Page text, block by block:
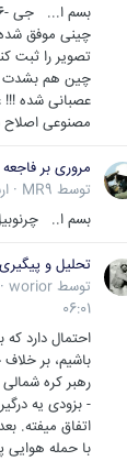
چینی موفق
تصویر را ثبت
چین هم بشدت
عصبانی شده
مصنوعی اصلاح
مروری بر
توسط MR9
·
بسم ا..
توسط worior
·
06:01
احتمال دارد
باشیم، بر
رهبر کره
- بزودی یه
اتفاق میفته.
با حمله هوایی